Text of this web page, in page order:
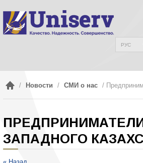
РУС
/ Новости / СМИ о нас /
ЗАПАДНОГО